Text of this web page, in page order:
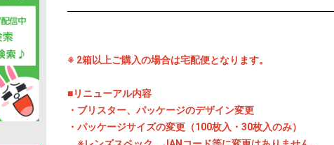
※ 2箱以上ご購入の場合は宅配便となります。
■リニューアル内容
・ブリスター、パッケージのデザイン変更
・パッケージサイズの変更（100枚入・30枚入のみ）